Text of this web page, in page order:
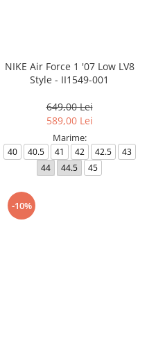
NIKE Air Force 1 '07 Low LV8
Style - II1549-001
649,00 Lei
589,00 Lei
Marime:
40 40.5 41 42 42.5
43
44
44.5 45
-10%